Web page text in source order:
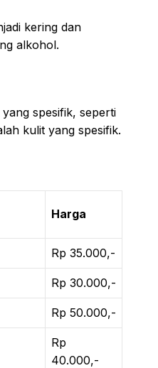
kering dan
alkohol.
spesifik, seperti
kulit yang spesifik.
Harga
Rp 35.000,-
Rp 30.000,-
Rp 50.000,-
Rp
40.000,-